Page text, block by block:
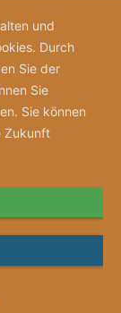
und
Durch
Sie der
Sie
Sie können
Zukunft